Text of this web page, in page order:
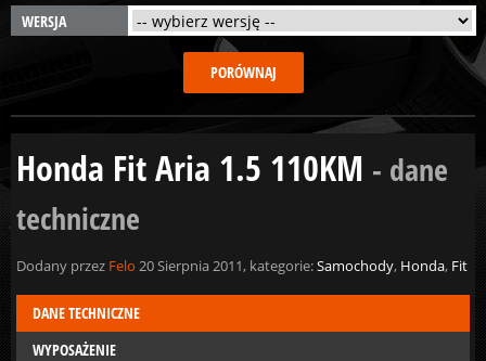
WERSJA
Honda Fit Aria 1.5 110KM - dane
techniczne
Dodany przez Felo 20 Sierpnia 2011, kategorie:Samochody, Honda, Fit
DANE TECHNICZNE
WYPOSAŻENIE